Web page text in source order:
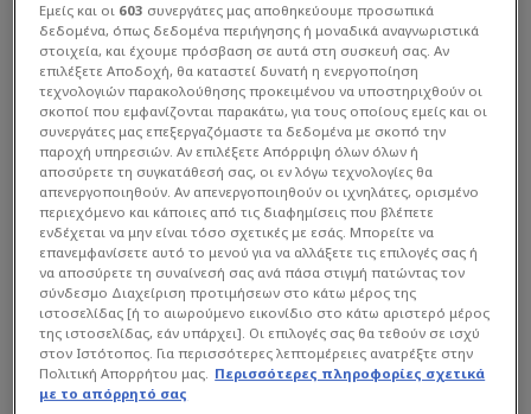
Διαβάστε περισσότερα στο
Εμείς και οι 603 συνεργάτες μας αποθηκεύουμε προσωπικά
δεδομένα, όπως δεδομένα περιήγησης ή μοναδικά αναγνωριστικά
στοιχεία, και έχουμε πρόσβαση σε αυτά στη συσκευή σας. Αν
επιλέξετε Αποδοχή, θα καταστεί δυνατή η ενεργοποίηση
τεχνολογιών παρακολούθησης προκειμένου να υποστηριχθούν οι
σκοποί που εμφανίζονται παρακάτω, για τους οποίους εμείς και οι
συνεργάτες μας επεξεργαζόμαστε τα δεδομένα με σκοπό την
παροχή υπηρεσιών. Αν επιλέξετε Απόρριψη όλων όλων ή
αποσύρετε τη συγκατάθεσή σας, οι εν λόγω τεχνολογίες θα
απενεργοποιηθούν. Αν απενεργοποιηθούν οι ιχνηλάτες, ορισμένο
περιεχόμενο και κάποιες από τις διαφημίσεις που βλέπετε
ενδέχεται να μην είναι τόσο σχετικές με εσάς. Μπορείτε να
επανεμφανίσετε αυτό το μενού για να αλλάξετε τις επιλογές σας ή
να αποσύρετε τη συναίνεσή σας ανά πάσα στιγμή πατώντας τον
σύνδεσμο Διαχείριση προτιμήσεων στο κάτω μέρος της
ιστοσελίδας [ή το αιωρούμενο εικονίδιο στο κάτω αριστερό μέρος
της ιστοσελίδας, εάν υπάρχει]. Οι επιλογές σας θα τεθούν σε ισχύ
στον Ιστότοπος. Για περισσότερες λεπτομέρειες ανατρέξτε στην
Πολιτική Απορρήτου μας. Περισσότερες πληροφορίες σχετικά
με το απόρρητό σας